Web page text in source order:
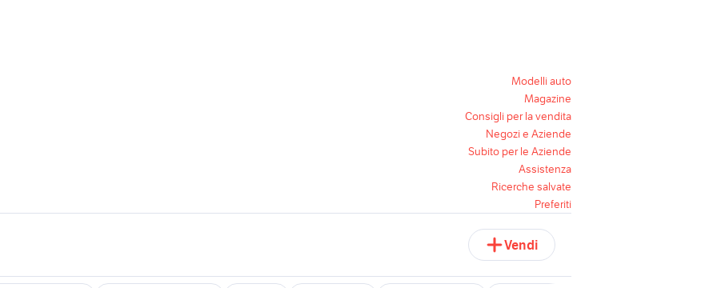
Modelli auto
Magazine
Consigli per la vendita
Negozi e Aziende
Subito per le Aziende
Assistenza
Ricerche salvate
Preferiti
Vendi